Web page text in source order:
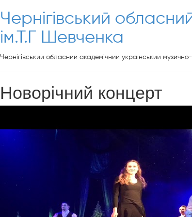
Чернігівський
ім.Т.Г Шевченка
Чернігівський обласний академічний український
Новорічний концерт